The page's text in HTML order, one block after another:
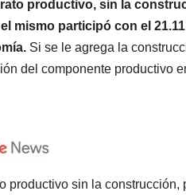
productivo, sin la
mismo participó con el
Si se le agrega la
del componente productivo
productivo sin la construcción,